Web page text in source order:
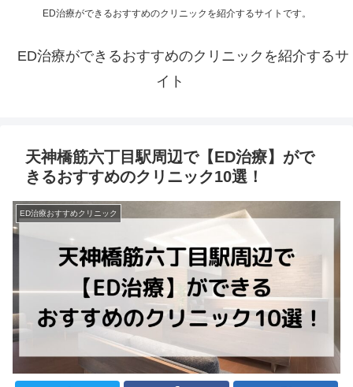
ED治療ができるおすすめのクリニックを紹介するサイトです。
ED治療ができるおすすめのクリニックを紹介するサ
イト
天神橋筋六丁目駅周辺で【ED治療】がで
きるおすすめのクリニック10選！
ED治療おすすめクリニック